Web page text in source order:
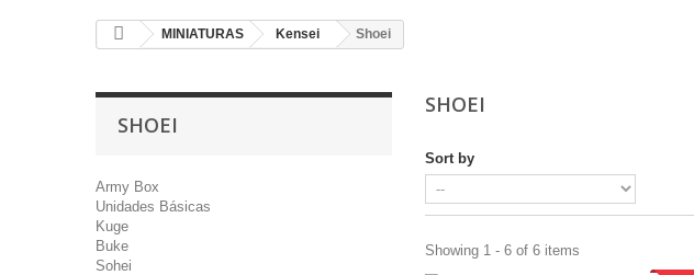
MINIATURAS Kensei Shoei
SHOEI
Army Box
Unidades Básicas
Kuge
Buke
Sohei
SHOEI
Sort by
Showing 1 - 6 of 6 items